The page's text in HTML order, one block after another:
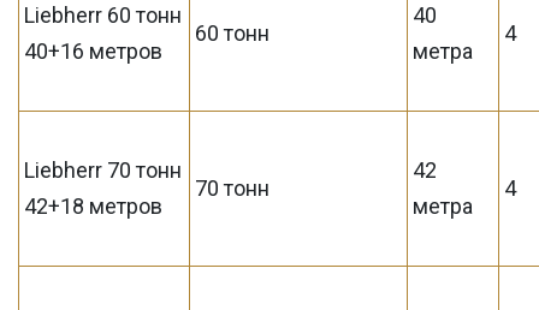
Liebherr 60 тонн
40+16 метров
60 тонн
40
метра
4
Liebherr 70 тонн
42+18 метров
70 тонн
42
метра
4